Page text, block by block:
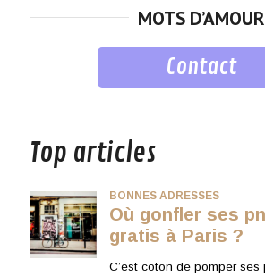
MOTS D’AMOUR
Contact
Top articles